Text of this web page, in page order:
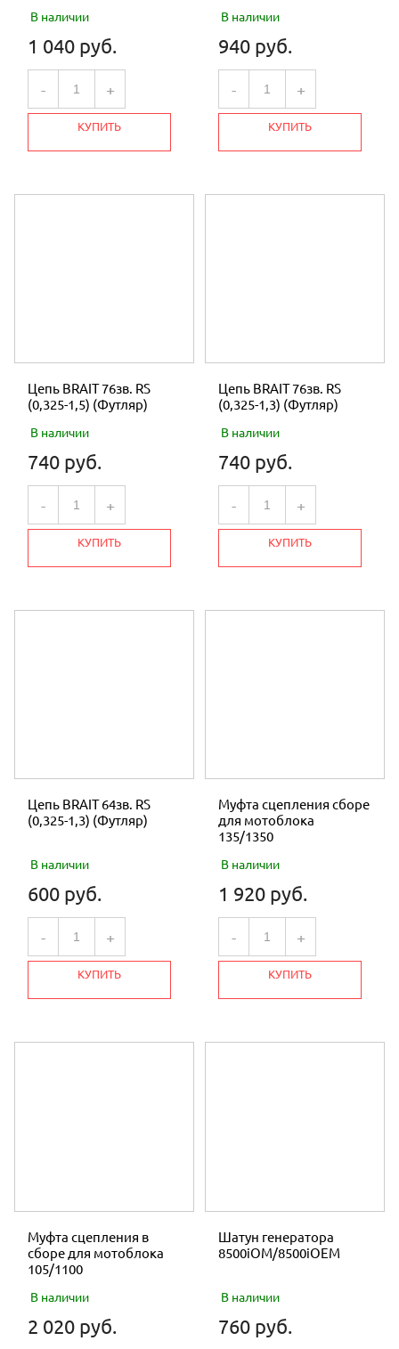
В наличии
1 040 руб.
- +
КУПИТЬ
В наличии
940 руб.
- +
КУПИТЬ
Цепь BRAIT 76зв. RS
(0,325-1,5) (Футляр)
В наличии
740 руб.
- +
КУПИТЬ
Цепь BRAIT 76зв. RS
(0,325-1,3) (Футляр)
В наличии
740 руб.
- +
КУПИТЬ
Цепь BRAIT 64зв. RS
(0,325-1,3) (Футляр)
В наличии
600 руб.
- +
КУПИТЬ
Муфта сцепления сборе
для мотоблока
135/1350
В наличии
1 920 руб.
- +
КУПИТЬ
Муфта сцепления в
сборе для мотоблока
105/1100
В наличии
2 020 руб.
Шатун генератора
8500iOM/8500iOEM
В наличии
760 руб.